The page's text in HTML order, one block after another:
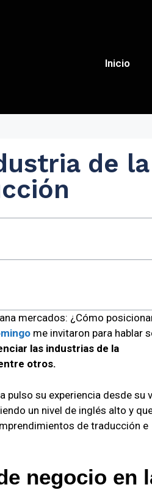
Inicio
de la
mercados: ¿Cómo
me invitaron para hablar
las industrias de la
otros.
pulso su experiencia desde su
un nivel de inglés alto y
de traducción e
negocio en